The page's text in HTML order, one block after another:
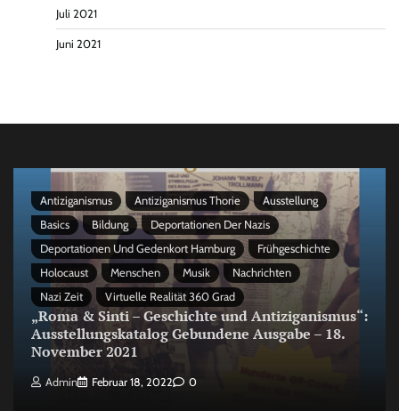
Juli 2021
Juni 2021
Antiziganismus Antiziganismus Thorie
Ausstellung
Basics
Bildung
Deportationen Der Nazis
Deportationen Und Gedenkort Hamburg
Frühgeschichte
Holocaust
Menschen Musik
Nachrichten
Nazi Zeit
Virtuelle Realität 360 Grad
„Roma & Sinti – Geschichte und Antiziganismus“:
Ausstellungskatalog Gebundene Ausgabe – 18.
November 2021
Admin Februar 18, 2022 0